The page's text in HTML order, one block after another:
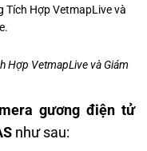
Hợp VetmapLive và Giám
gương điện tử
như sau: